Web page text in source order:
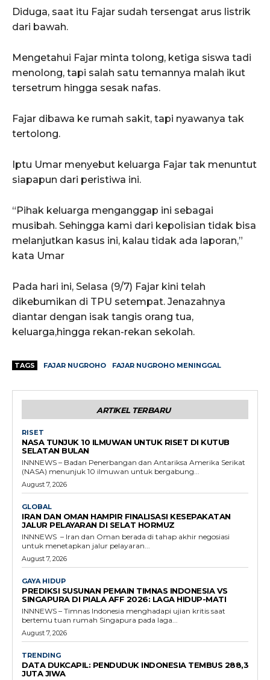
Diduga, saat itu Fajar sudah tersengat arus listrik
dari bawah.
Mengetahui Fajar minta tolong, ketiga siswa tadi
menolong, tapi salah satu temannya malah ikut
tersetrum hingga sesak nafas.
Fajar dibawa ke rumah sakit, tapi nyawanya tak
tertolong.
Iptu Umar menyebut keluarga Fajar tak menuntut
siapapun dari peristiwa ini.
“Pihak keluarga menganggap ini sebagai
musibah. Sehingga kami dari kepolisian tidak bisa
melanjutkan kasus ini, kalau tidak ada laporan,”
kata Umar
Pada hari ini, Selasa (9/7) Fajar kini telah
dikebumikan di TPU setempat. Jenazahnya
diantar dengan isak tangis orang tua,
keluarga,hingga rekan-rekan sekolah.
TAGS FAJAR NUGROHO FAJAR NUGROHO MENINGGAL
ARTIKEL TERBARU
RISET
NASA TUNJUK 10 ILMUWAN UNTUK RISET DI KUTUB
SELATAN BULAN
INNNEWS – Badan Penerbangan dan Antariksa Amerika Serikat
(NASA) menunjuk 10 ilmuwan untuk bergabung...
August 7, 2026
GLOBAL
IRAN DAN OMAN HAMPIR FINALISASI KESEPAKATAN
JALUR PELAYARAN DI SELAT HORMUZ
INNNEWS – Iran dan Oman berada di tahap akhir negosiasi
untuk menetapkan jalur pelayaran...
August 7, 2026
GAYA HIDUP
PREDIKSI SUSUNAN PEMAIN TIMNAS INDONESIA VS
SINGAPURA DI PIALA AFF 2026: LAGA HIDUP-MATI
INNNEWS – Timnas Indonesia menghadapi ujian kritis saat
bertemu tuan rumah Singapura pada laga...
August 7, 2026
TRENDING
DATA DUKCAPIL: PENDUDUK INDONESIA TEMBUS 288,3
JUTA JIWA